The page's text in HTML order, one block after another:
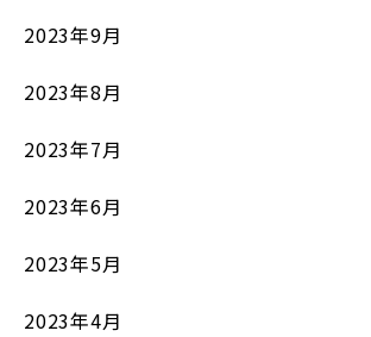
2023年9月
2023年8月
2023年7月
2023年6月
2023年5月
2023年4月